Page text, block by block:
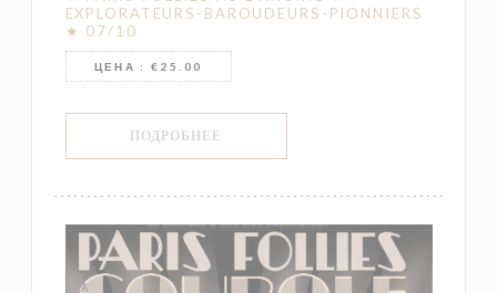
EXPLORATEURS-BAROUDEURS-PIONNIERS
★ 07/10
ЦЕНА : €25.00
ПОДРОБНЕЕ